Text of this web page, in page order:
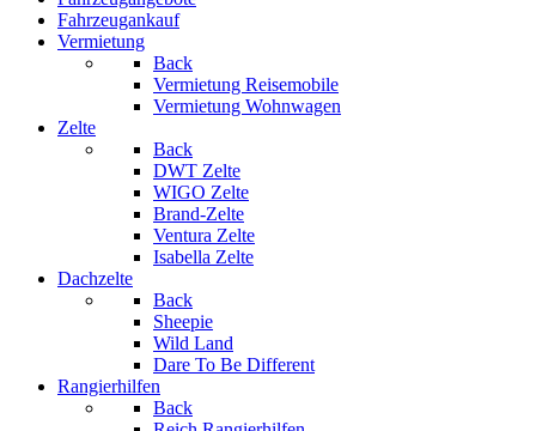
Fahrzeugankauf
Vermietung
Back
Vermietung Reisemobile
Vermietung Wohnwagen
Zelte
Back
DWT Zelte
WIGO Zelte
Brand-Zelte
Ventura Zelte
Isabella Zelte
Dachzelte
Back
Sheepie
Wild Land
Dare To Be Different
Rangierhilfen
Back